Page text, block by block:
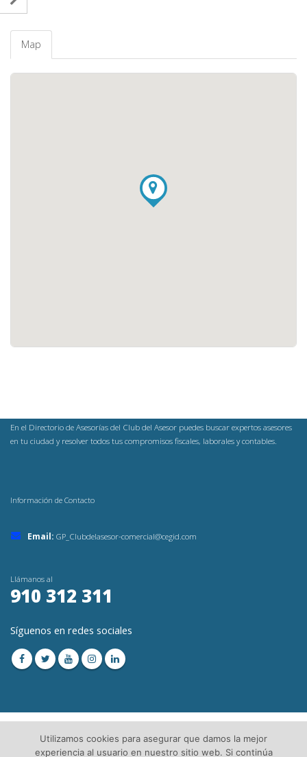
Map
En el Directorio de Asesorías del Club del Asesor puedes buscar expertos asesores
en tu ciudad y resolver todos tus compromisos fiscales, laborales y contables.
Información de Contacto
Email: GP_Clubdelasesor-comercial@cegid.com
Llámanos al
910 312 311
Síguenos en redes sociales
Utilizamos cookies para asegurar que damos la mejor
experiencia al usuario en nuestro sitio web. Si continúa